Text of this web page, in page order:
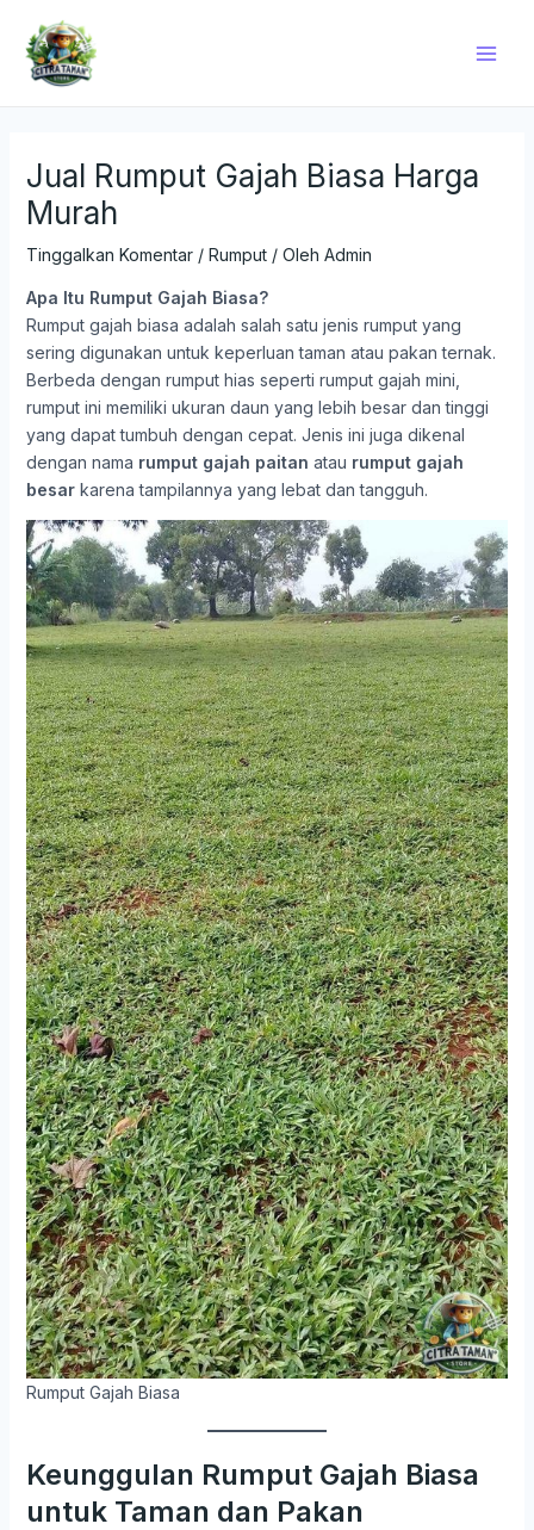
konten
Jual Rumput Gajah Biasa Harga
Murah
Tinggalkan Komentar / Rumput/ Oleh Admin
Apa Itu Rumput Gajah Biasa?
Rumput gajah biasa adalah salah satu jenis rumput yang
sering digunakan untuk keperluan taman atau pakan ternak.
Berbeda dengan rumput hias seperti rumput gajah mini,
rumput ini memiliki ukuran daun yang lebih besar dan tinggi
yang dapat tumbuh dengan cepat. Jenis ini juga dikenal
dengan nama rumput gajah paitan atau rumput gajah
besarkarena tampilannya yang lebat dan tangguh.
Rumput Gajah Biasa
Keunggulan Rumput Gajah Biasa
untuk Taman dan Pakan
navigation